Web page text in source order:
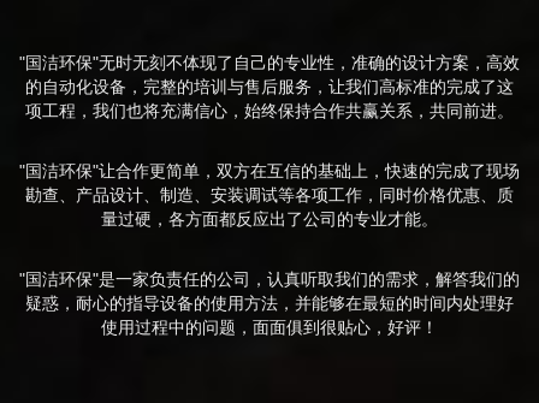
"国洁环保"无时无刻不体现了自己的专业性，准确的设计方案，高效
的自动化设备，完整的培训与售后服务，让我们高标准的完成了这
项工程，我们也将充满信心，始终保持合作共赢关系，共同前进。
"国洁环保"让合作更简单，双方在互信的基础上，快速的完成了现场
勘查、产品设计、制造、安装调试等各项工作，同时价格优惠、质
量过硬，各方面都反应出了公司的专业才能。
"国洁环保"是一家负责任的公司，认真听取我们的需求，解答我们的
疑惑，耐心的指导设备的使用方法，并能够在最短的时间内处理好
使用过程中的问题，面面俱到很贴心，好评！